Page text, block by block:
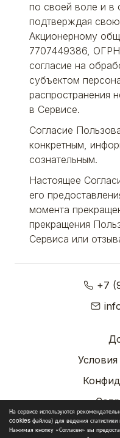
На сервисе используются
cookies файлов) для ведения статистики
Нажимая кнопку «Согласен» вы
по своей воле и в
подтверждая
Акционерному
7707449386,
согласие на
субъектом
распространения
в Сервисе.
Согласие
конкретным,
сознательным.
Настоящее
его
момента
прекращения
Сервиса или
©
+7